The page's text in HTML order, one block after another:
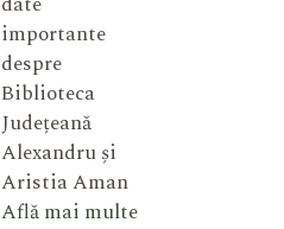
importante
despre
Biblioteca
Județeană
Alexandru și
Aristia Aman
Află mai multe